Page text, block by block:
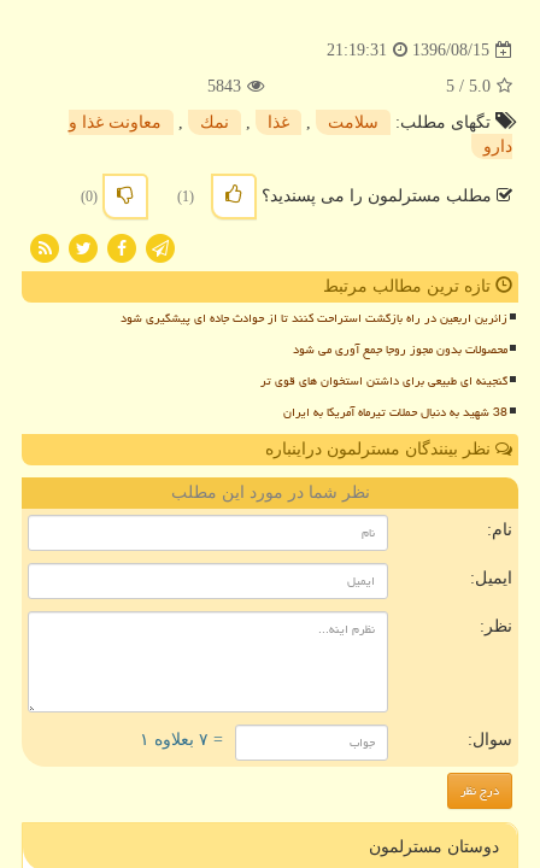
1396/08/15
21:19:31
5.0
/ 5
5843
تگهای مطلب:
سلامت , غذا , نمك ,
معاونت غذا و
دارو
مطلب مسترلمون را می پسندید؟ (1)
(0)
تازه ترین مطالب مرتبط
زائرین اربعین در راه بازگشت استراحت کنند تا از حوادث جاده ای پیشگیری شود
محصولات بدون مجوز روجا جمع آوری می شود
گنجینه ای طبیعی برای داشتن استخوان های قوی تر
38 شهید به دنبال حملات تیرماه آمریکا به ایران
نظر بینندگان مسترلمون دراینباره
نظر شما در مورد این مطلب
نام:
ایمیل:
نظر:
سوال: = ۷ بعلاوه ۱
دوستان مسترلمون